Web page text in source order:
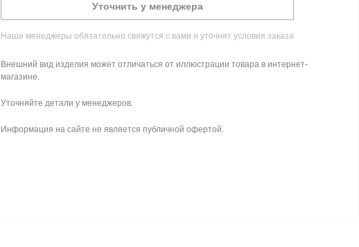
Уточнить у менеджера
Наши менеджеры обязательно свяжутся с вами и уточнят условия заказа
Внешний вид изделия может отличаться от иллюстрации товара в интернет-
магазине.
Уточняйте детали у менеджеров.
Информация на сайте не является публичной офертой.